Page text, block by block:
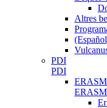
Altres
PDI
PDI